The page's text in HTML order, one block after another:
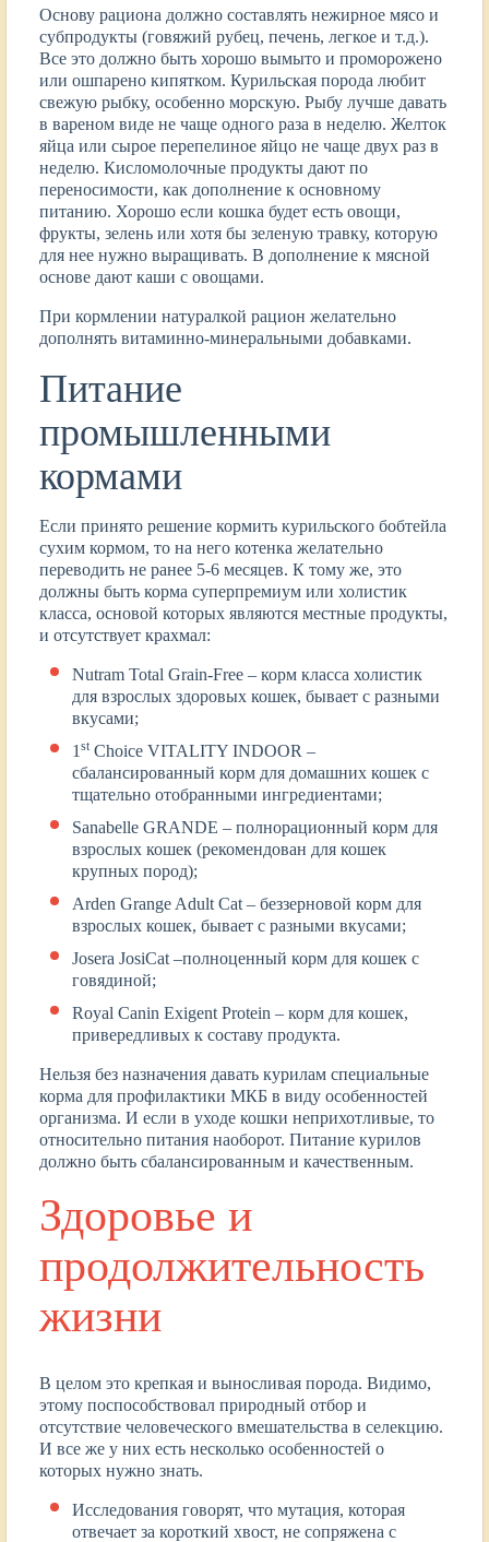
Основу рациона должно составлять нежирное мясо и
субпродукты (говяжий рубец, печень, легкое и т.д.).
Все это должно быть хорошо вымыто и проморожено
или ошпарено кипятком. Курильская порода любит
свежую рыбку, особенно морскую. Рыбу лучше давать
в вареном виде не чаще одного раза в неделю. Желток
яйца или сырое перепелиное яйцо не чаще двух раз в
неделю. Кисломолочные продукты дают по
переносимости, как дополнение к основному
питанию. Хорошо если кошка будет есть овощи,
фрукты, зелень или хотя бы зеленую травку, которую
для нее нужно выращивать. В дополнение к мясной
основе дают каши с овощами.
При кормлении натуралкой рацион желательно
дополнять витаминно-минеральными добавками.
Питание
промышленными
кормами
Если принято решение кормить курильского бобтейла
сухим кормом, то на него котенка желательно
переводить не ранее 5-6 месяцев. К тому же, это
должны быть корма суперпремиум или холистик
класса, основой которых являются местные продукты,
и отсутствует крахмал:
Nutram Total Grain-Free – корм класса холистик
для взрослых здоровых кошек, бывает с разными
вкусами;
1 st Choice VITALITY INDOOR –
сбалансированный корм для домашних кошек с
тщательно отобранными ингредиентами;
Sanabelle GRANDE – полнорационный корм для
взрослых кошек (рекомендован для кошек
крупных пород);
Arden Grange Adult Cat – беззерновой корм для
взрослых кошек, бывает с разными вкусами;
Josera JosiCat –полноценный корм для кошек с
говядиной;
Royal Canin Exigent Protein – корм для кошек,
привередливых к составу продукта.
Нельзя без назначения давать курилам специальные
корма для профилактики МКБ в виду особенностей
организма. И если в уходе кошки неприхотливые, то
относительно питания наоборот. Питание курилов
должно быть сбалансированным и качественным.
Здоровье и
продолжительность
жизни
В целом это крепкая и выносливая порода. Видимо,
этому поспособствовал природный отбор и
отсутствие человеческого вмешательства в селекцию.
И все же у них есть несколько особенностей о
которых нужно знать.
Исследования говорят, что мутация, которая
отвечает за короткий хвост, не сопряжена с